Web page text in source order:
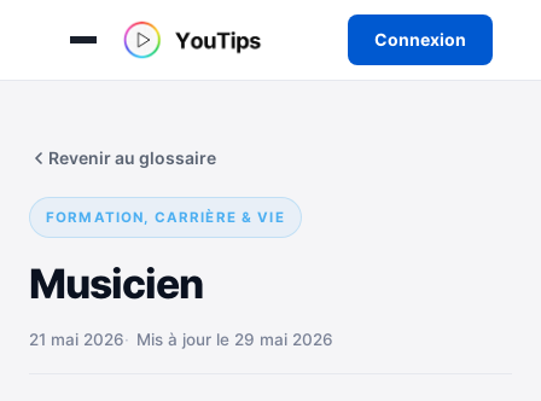
Connexion
contenu
FORMATION, CARRIÈRE & VIE
Musicien
Revenir au glossaire
21 mai 2026 Mis à jour le 29 mai 2026